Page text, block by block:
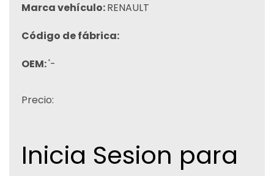
Marca vehículo:RENAULT
Código de fábrica:
OEM:'-
Precio:
Inicia Sesion para